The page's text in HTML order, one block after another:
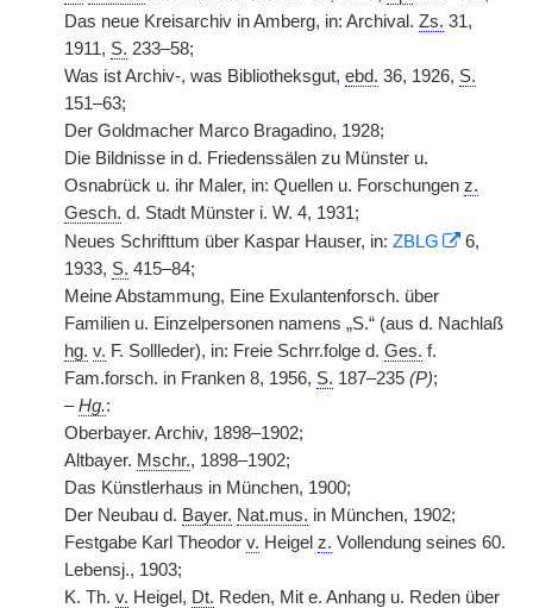
Das neue Kreisarchiv in Amberg, in: Archival. Zs. 31,
1911, S. 233–58;
Was ist Archiv-, was Bibliotheksgut, ebd. 36, 1926, S.
151–63;
Der Goldmacher Marco Bragadino, 1928;
Die Bildnisse in d. Friedenssälen zu Münster u.
Osnabrück u. ihr Maler, in: Quellen u. Forschungen z.
Gesch. d. Stadt Münster i. W. 4, 1931;
Neues Schrifttum über Kaspar Hauser, in: ZBLG
6,
1933, S. 415–84;
Meine Abstammung, Eine Exulantenforsch. über
Familien u. Einzelpersonen namens „S.“ (aus d. Nachlaß
hg. v. F. Sollleder), in: Freie Schrr.folge d. Ges. f.
Fam.forsch. in Franken 8, 1956, S. 187–235 (P);
–Hg.:
Oberbayer. Archiv, 1898–1902;
Altbayer. Mschr., 1898–1902;
Das Künstlerhaus in München, 1900;
Der Neubau d. Bayer. Nat.mus. in München, 1902;
Festgabe Karl Theodor v. Heigel z. Vollendung seines 60.
Lebensj., 1903;
K. Th. v. Heigel, Dt. Reden, Mit e. Anhang u. Reden über